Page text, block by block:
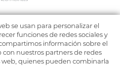
3238792094
Nª 53 - 58 Oficina 304
se usan para personalizar el
funciones de redes sociales y
información sobre el
con nuestros partners de redes
web, quienes pueden combinarla